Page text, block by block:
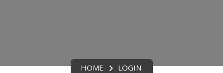
HOME LOGIN